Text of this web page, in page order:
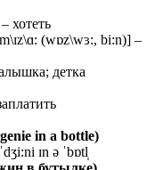
хотеть
(wɒz\wɜ:, bi:n)] –
детка
in a bottle)
ɪn ə ˈbɒtl̩